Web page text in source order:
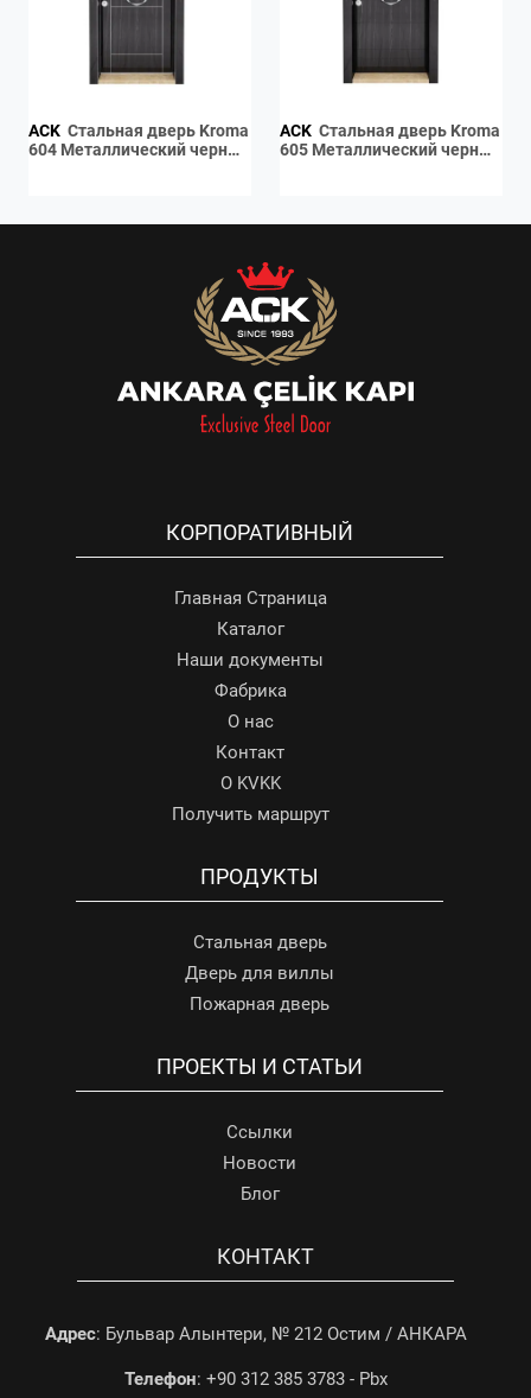
ACK
604 Металлический черный
ACK
605 Металлический черный
КОРПОРАТИВНЫЙ
Главная Страница
Каталог
Наши документы
Фабрика
О нас
Контакт
О KVKK
Получить маршрут
ПРОДУКТЫ
Стальная дверь
Дверь для виллы
Пожарная дверь
ПРОЕКТЫ И СТАТЬИ
Ссылки
Новости
Блог
КОНТАКТ
Адрес: Бульвар Алынтери, № 212 Остим / АНКАРА
Телефон: +90 312 385 3783 - Pbx